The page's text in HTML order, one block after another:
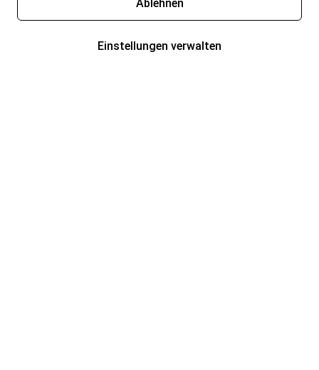
Ablehnen
Einstellungen verwalten